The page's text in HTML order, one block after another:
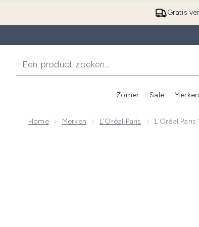
Gratis
Zomer Sale Merken
Home Merken L'Oréal Paris L'Oréal